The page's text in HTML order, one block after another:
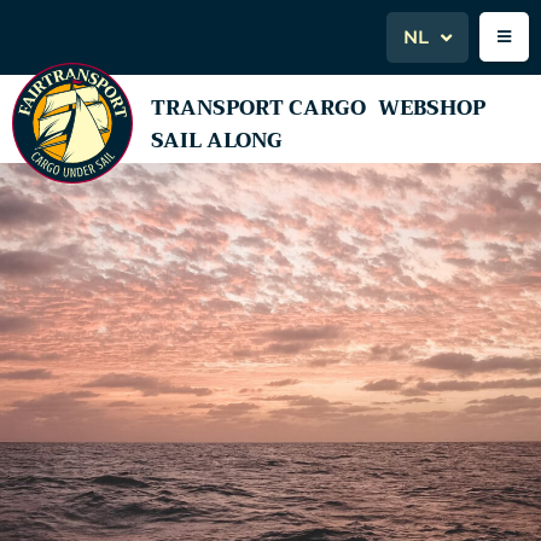
NL
TRANSPORT CARGO WEBSHOP
SAIL ALONG